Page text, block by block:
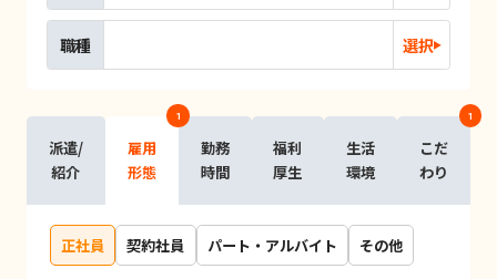
職種 選択
派遣/
紹介
雇用
形態
1
勤務
時間
福利
厚生
生活
環境
こだ
わり
1
正社員 契約社員 パート・アルバイト その他